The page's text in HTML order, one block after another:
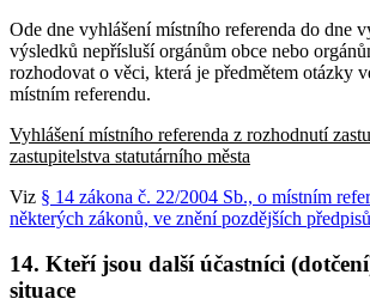
Ode dne vyhlášení místního referenda do dne
výsledků nepřísluší orgánům obce nebo
rozhodovat o věci, která je předmětem otázky
místním referendu.
Vyhlášení místního referenda z rozhodnutí
zastupitelstva statutárního města
Viz § 14 zákona č. 22/2004 Sb., o místním
některých zákonů, ve znění pozdějších předpisů
14. Kteří jsou další účastníci
situace